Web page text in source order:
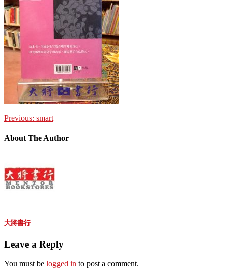
Previous: smart
About The Author
大將書行
Leave a Reply
You must be logged in to post a comment.